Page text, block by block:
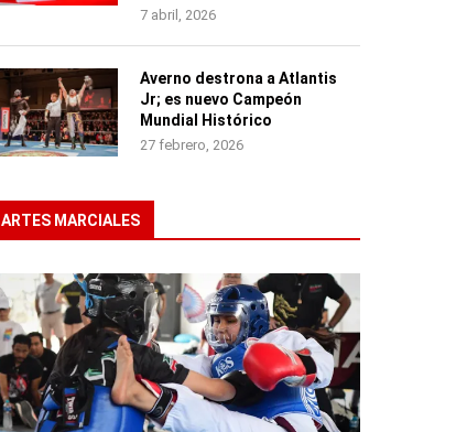
7 abril, 2026
Averno destrona a Atlantis
Jr; es nuevo Campeón
Mundial Histórico
27 febrero, 2026
ARTES MARCIALES